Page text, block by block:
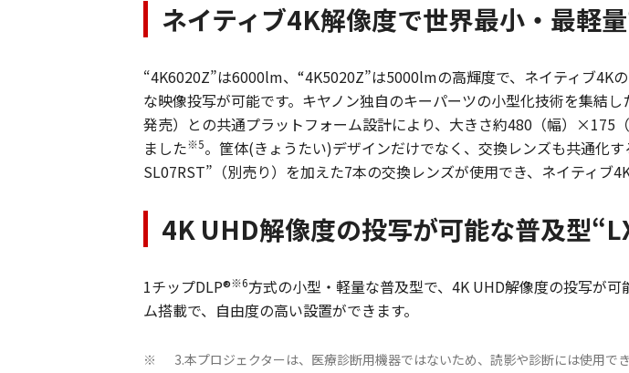
ネイティブ4K解像度で世界最小・最軽
“4K6020Z”は6000lm、“4K5020Z”は5000lmの高輝度で、ネイティブ4K
な映像投写が可能です。キヤノン独自のキーパーツの小型化技術を集結
発売）との共通プラットフォーム設計により、大きさ約480（幅）
ました※5。筐体(きょうたい)デザインだけでなく、交換レンズも共通化
SL07RST”（別売り）を加えた7本の交換レンズが使用でき、ネイティブ
4K UHD解像度の投写が可能な普及型
1チップDLP®※6方式の小型・軽量な普及型で、4K UHD解像度の投写が
ム搭載で、自由度の高い設置ができます。
※ 3.本プロジェクターは、医療診断用機器ではないため、読影や診断には使用でき